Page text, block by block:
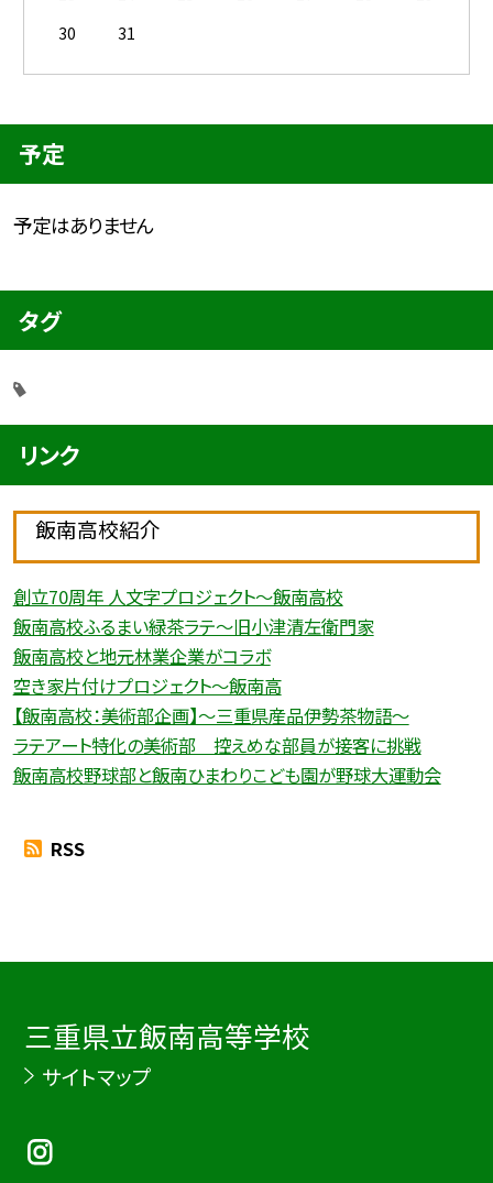
30
31
予定
予定はありません
タグ
リンク
飯南高校紹介
創立70周年 人文字プロジェクト〜飯南高校
飯南高校ふるまい緑茶ラテ〜旧小津清左衛門家
飯南高校と地元林業企業がコラボ
空き家片付けプロジェクト〜飯南高
【飯南高校：美術部企画】〜三重県産品伊勢茶物語〜
ラテアート特化の美術部 控えめな部員が接客に挑戦
飯南高校野球部と飯南ひまわりこども園が野球大運動会
RSS
三重県立飯南高等学校
サイトマップ